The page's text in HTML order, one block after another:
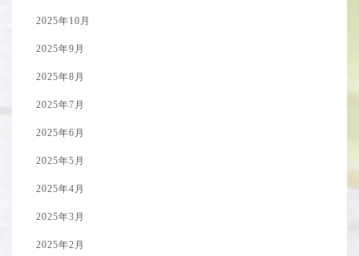
2025年10月
2025年9月
2025年8月
2025年7月
2025年6月
2025年5月
2025年4月
2025年3月
2025年2月